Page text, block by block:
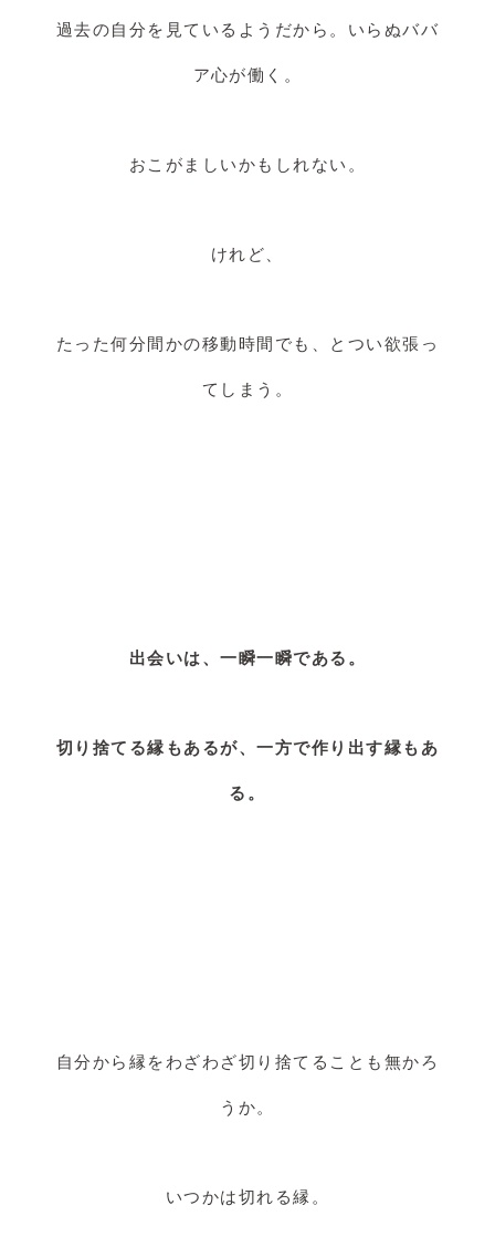
過去の自分を見ているようだから。いらぬババ
ア心が働く。
おこがましいかもしれない。
けれど、
たった何分間かの移動時間でも、とつい欲張っ
てしまう。
出会いは、一瞬一瞬である。
切り捨てる縁もあるが、一方で作り出す縁もあ
る。
自分から縁をわざわざ切り捨てることも無かろ
うか。
いつかは切れる縁。